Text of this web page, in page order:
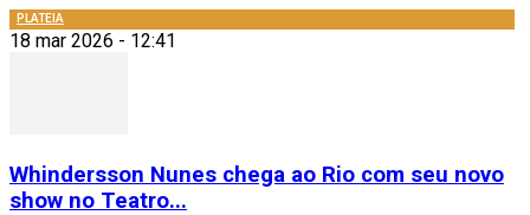
PLATEIA
18 mar 2026 - 12:41
Whindersson Nunes chega ao Rio com seu novo
show no Teatro...